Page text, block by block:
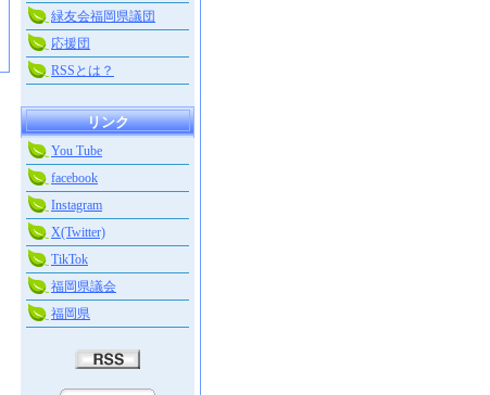
緑友会福岡県議団
応援団
RSSとは？
リンク
You Tube
facebook
Instagram
X(Twitter)
TikTok
福岡県議会
福岡県